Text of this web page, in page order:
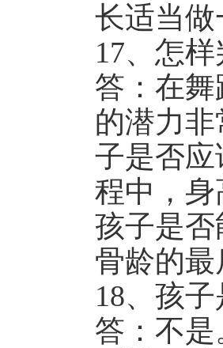
长适当
17、怎
答：在
的潜力
子是否
程中，
孩子是
骨龄的
18、孩
答：不